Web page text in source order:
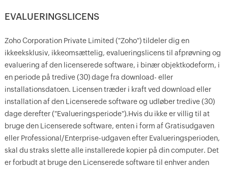
EVALUERINGSLICENS
Zoho Corporation Private Limited ("Zoho") tildeler dig en
ikkeeksklusiv, ikkeomsættelig, evalueringslicens til afprøvning og
evaluering af den licenserede software, i binær objektkodeform, i
en periode på tredive (30) dage fra download- eller
installationsdatoen. Licensen træder i kraft ved download eller
installation af den Licenserede software og udløber tredive (30)
dage derefter ("Evalueringsperiode").Hvis du ikke er villig til at
bruge den Licenserede software, enten i form af Gratisudgaven
eller Professional/Enterprise-udgaven efter Evalueringsperioden,
skal du straks slette alle installerede kopier på din computer. Det
er forbudt at bruge den Licenserede software til enhver anden